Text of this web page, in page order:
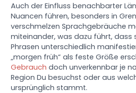
Auch der Einfluss benachbarter
Nuancen führen, besonders in
verschmelzen Sprachgebräuche
miteinander, was dazu führt, dass
Phrasen unterschiedlich
„morgen früh“ als feste Größe
Gebrauch doch unverkennbar je
Region Du besuchst oder aus
ursprünglich stammt.